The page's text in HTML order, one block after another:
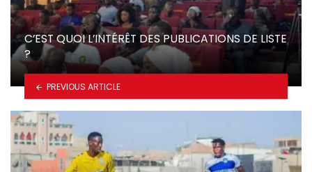
C’EST QUOI L’INTÉRÊT DES PUBLICATIONS DE LISTE
?
PREVIOUS ARTICLE